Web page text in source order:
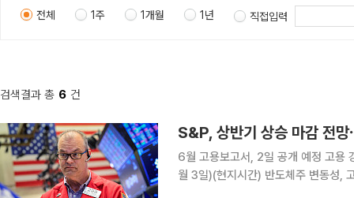
전체 1주 1개월 1년 직접입력
검색결과 총 6 건
6월 고용보고서, 2일 공개 예정 고용 강할시 금리 인상 기대 증폭 뉴욕증시는 이번 주(6월 29일~7
월 3일)(현지시간) 반도체주 변동성,